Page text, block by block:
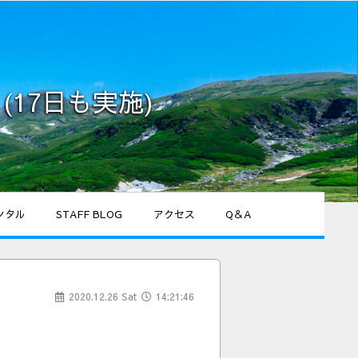
(17日も実施)
タル STAFF BLOG アクセス Q＆A
2020.12.26 Sat 14:21:46